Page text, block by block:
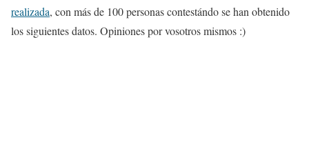
realizada, con más de 100 personas contestándo se han obtenido
los siguientes datos. Opiniones por vosotros mismos :)